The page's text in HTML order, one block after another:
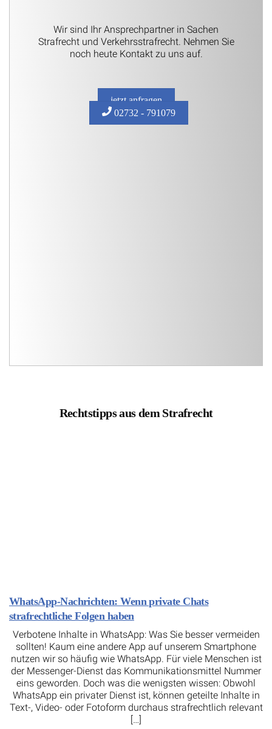
Wir sind Ihr Ansprechpartner in Sachen
Strafrecht und Verkehrsstrafrecht. Nehmen Sie
noch heute Kontakt zu uns auf.
jetzt anfragen
02732 - 791079
Rechtstipps aus dem Strafrecht
WhatsApp-Nachrichten: Wenn private Chats
strafrechtliche Folgen haben
Verbotene Inhalte in WhatsApp: Was Sie besser vermeiden
sollten! Kaum eine andere App auf unserem Smartphone
nutzen wir so häufig wie WhatsApp. Für viele Menschen ist
der Messenger-Dienst das Kommunikationsmittel Nummer
eins geworden. Doch was die wenigsten wissen: Obwohl
WhatsApp ein privater Dienst ist, können geteilte Inhalte in
Text-, Video- oder Fotoform durchaus strafrechtlich relevant
[…]